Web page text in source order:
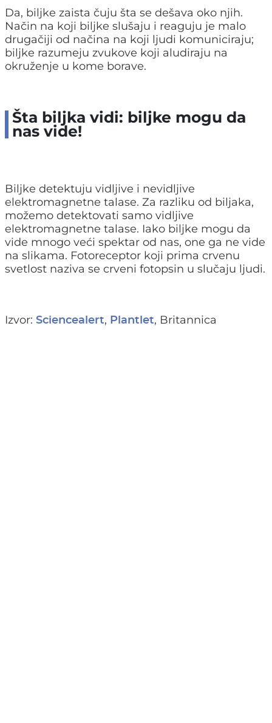
Da, biljke zaista čuju šta se dešava oko njih.
Način na koji biljke slušaju i reaguju je malo
drugačiji od načina na koji ljudi komuniciraju;
biljke razumeju zvukove koji aludiraju na
okruženje u kome borave.
Šta biljka vidi: biljke mogu da
nas vide!
Biljke detektuju vidljive i nevidljive
elektromagnetne talase. Za razliku od biljaka,
možemo detektovati samo vidljive
elektromagnetne talase. Iako biljke mogu da
vide mnogo veći spektar od nas, one ga ne vide
na slikama. Fotoreceptor koji prima crvenu
svetlost naziva se crveni fotopsin u slučaju ljudi.
Izvor: Sciencealert, Plantlet, Britannica